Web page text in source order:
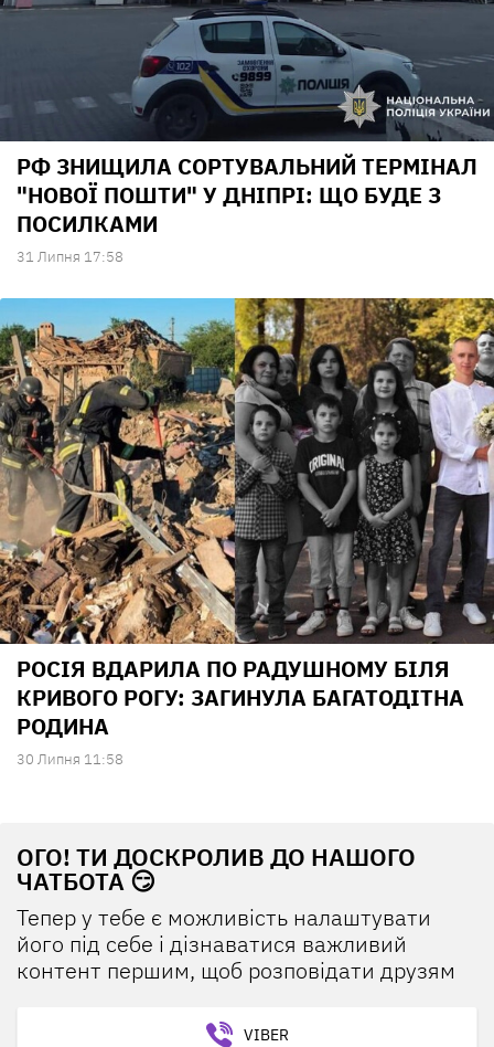
РФ ЗНИЩИЛА СОРТУВАЛЬНИЙ ТЕРМІНАЛ
"НОВОЇ ПОШТИ" У ДНІПРІ: ЩО БУДЕ З
ПОСИЛКАМИ
31 Липня 17:58
РОСІЯ ВДАРИЛА ПО РАДУШНОМУ БІЛЯ
КРИВОГО РОГУ: ЗАГИНУЛА БАГАТОДІТНА
РОДИНА
30 Липня 11:58
ОГО! ТИ ДОСКРОЛИВ ДО НАШОГО
ЧАТБОТА 😏
Тепер у тебе є можливість налаштувати
його під себе і дізнаватися важливий
контент першим, щоб розповідати друзям
VIBER